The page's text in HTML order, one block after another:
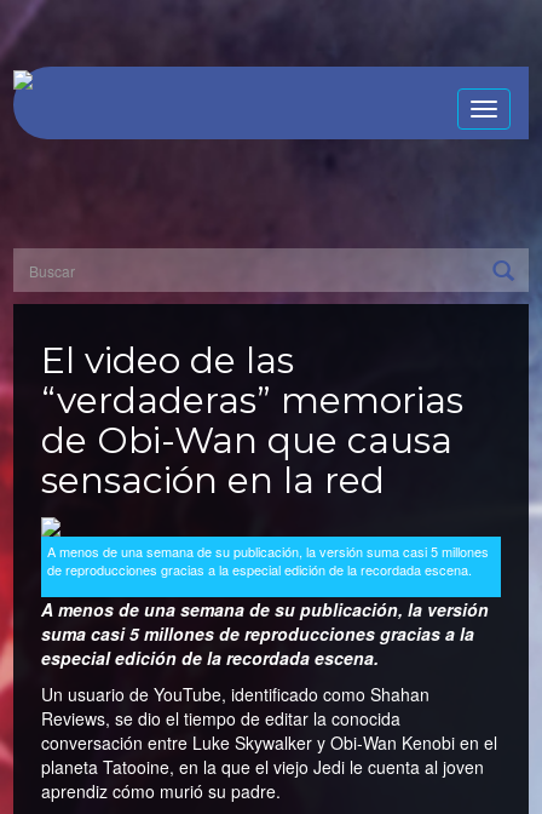
Toggle
El video de las
“verdaderas” memorias
de Obi-Wan que causa
sensación en la red
A menos de una semana de su publicación, la versión suma casi 5 millones
de reproducciones gracias a la especial edición de la recordada escena.
A menos de una semana de su publicación, la versión
suma casi 5 millones de reproducciones gracias a la
especial edición de la recordada escena.
Un usuario de YouTube, identificado como Shahan
Reviews, se dio el tiempo de editar la conocida
conversación entre Luke Skywalker y Obi-Wan Kenobi en el
planeta Tatooine, en la que el viejo Jedi le cuenta al joven
aprendiz cómo murió su padre.